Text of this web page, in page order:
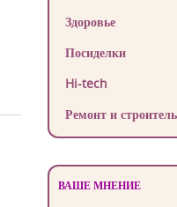
Здоровье
Посиделки
Hi-tech
Ремонт и
ВАШЕ МНЕНИЕ